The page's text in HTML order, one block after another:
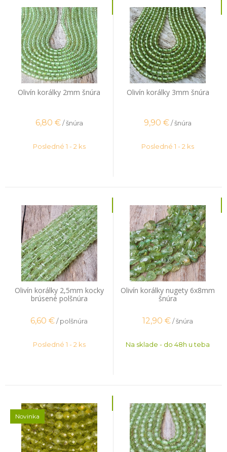
Olivín korálky 2mm šnúra
6,80 € / šnúra
Posledné 1 - 2 ks
Olivín korálky 3mm šnúra
9,90 €/ šnúra
Posledné 1 - 2 ks
Olivín korálky 2,5mm kocky
brúsené polšnúra
6,60 €/ polšnúra
Posledné 1 - 2 ks
Olivín korálky nugety 6x8mm
šnúra
12,90 €/ šnúra
Na sklade - do 48h u teba
Novinka